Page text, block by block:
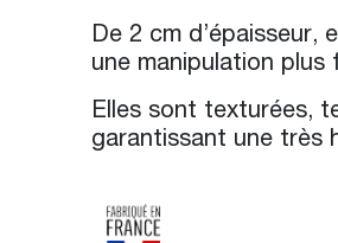
De 2 cm d’épaisseur,
une manipulation
Elles sont texturées,
garantissant une très